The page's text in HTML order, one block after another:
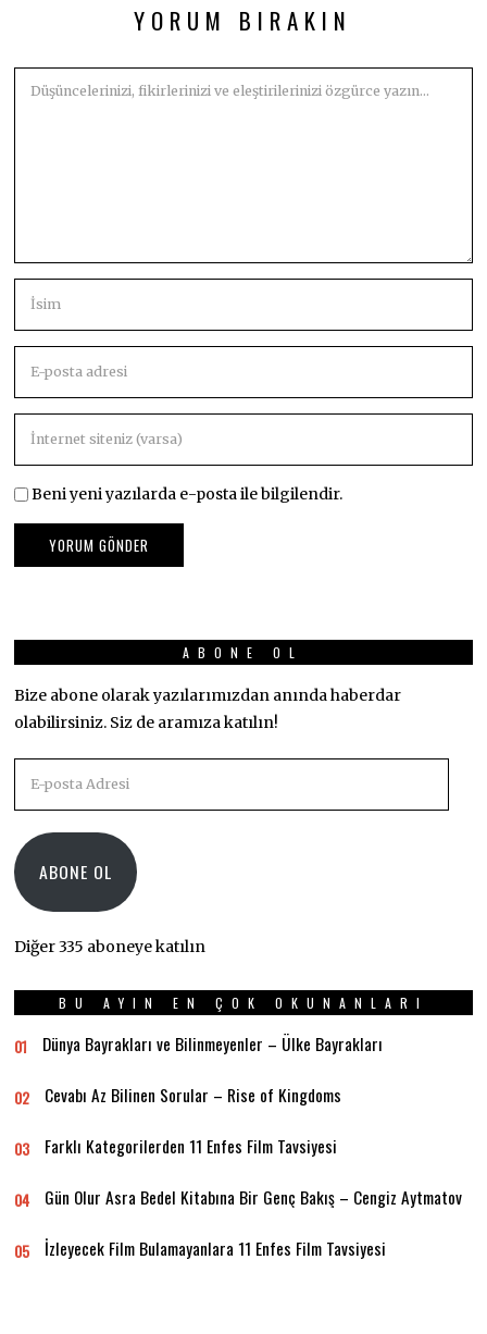
YORUM BIRAKIN
Beni yeni yazılarda e-posta ile bilgilendir.
ABONE OL
Bize abone olarak yazılarımızdan anında haberdar
olabilirsiniz. Siz de aramıza katılın!
posta
ABONE OL
Diğer 335 aboneye katılın
BU AYIN EN ÇOK OKUNANLARI
01 Dünya Bayrakları ve Bilinmeyenler – Ülke Bayrakları
02 Cevabı Az Bilinen Sorular – Rise of Kingdoms
03 Farklı Kategorilerden 11 Enfes Film Tavsiyesi
04 Gün Olur Asra Bedel Kitabına Bir Genç Bakış – Cengiz Aytmatov
05 İzleyecek Film Bulamayanlara 11 Enfes Film Tavsiyesi